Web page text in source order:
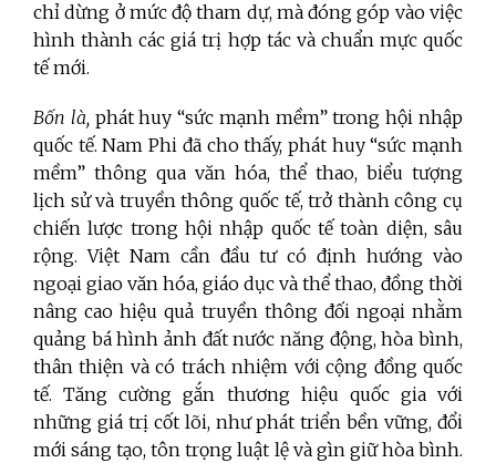
chỉ dừng ở mức độ tham dự, mà đóng góp vào việc
hình thành các giá trị hợp tác và chuẩn mực quốc
tế mới.
Bốn là,phát huy “sức mạnh mềm” trong hội nhập
quốc tế. Nam Phi đã cho thấy, phát huy “sức mạnh
mềm” thông qua văn hóa, thể thao, biểu tượng
lịch sử và truyền thông quốc tế, trở thành công cụ
chiến lược trong hội nhập quốc tế toàn diện, sâu
rộng. Việt Nam cần đầu tư có định hướng vào
ngoại giao văn hóa, giáo dục và thể thao, đồng thời
nâng cao hiệu quả truyền thông đối ngoại nhằm
quảng bá hình ảnh đất nước năng động, hòa bình,
thân thiện và có trách nhiệm với cộng đồng quốc
tế. Tăng cường gắn thương hiệu quốc gia với
những giá trị cốt lõi, như phát triển bền vững, đổi
mới sáng tạo, tôn trọng luật lệ và gìn giữ hòa bình.